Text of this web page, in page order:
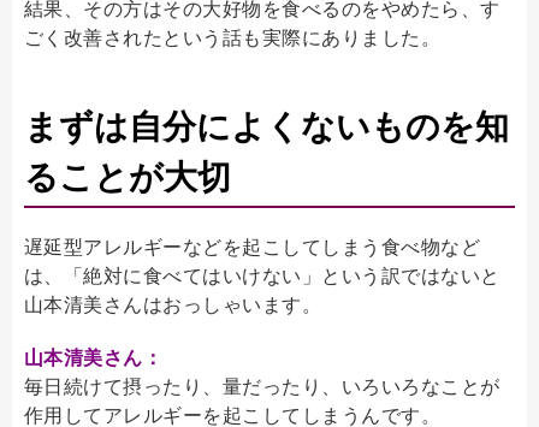
結果、その方はその大好物を食べるのをやめたら、す
ごく改善されたという話も実際にありました。
まずは自分によくないものを知
ることが大切
遅延型アレルギーなどを起こしてしまう食べ物など
は、「絶対に食べてはいけない」という訳ではないと
山本清美さんはおっしゃいます。
山本清美さん：
毎日続けて摂ったり、量だったり、いろいろなことが
作用してアレルギーを起こしてしまうんです。